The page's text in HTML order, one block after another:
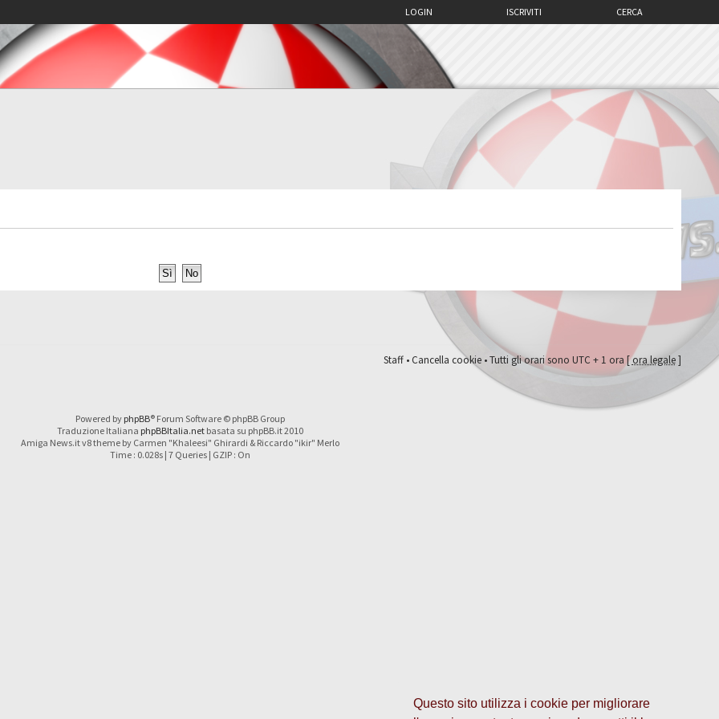
Questo sito utilizza i cookie per migliorare
CERCA
ISCRIVITI
LOGIN
Staff•Cancella cookie• Tutti gli orari sono UTC + 1 ora [ora legale]
Powered by phpBB® Forum Software © phpBB Group
Traduzione Italiana phpBBItalia.netbasata su phpBB.it 2010
Amiga News.it v8 theme by Carmen "Khaleesi" Ghirardi & Riccardo "ikir" Merlo
Time : 0.028s | 7 Queries | GZIP : On